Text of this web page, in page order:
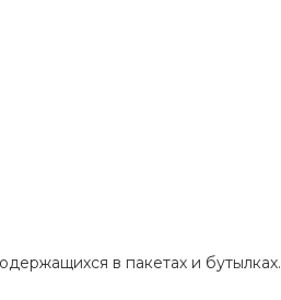
в пакетах и бутылках.